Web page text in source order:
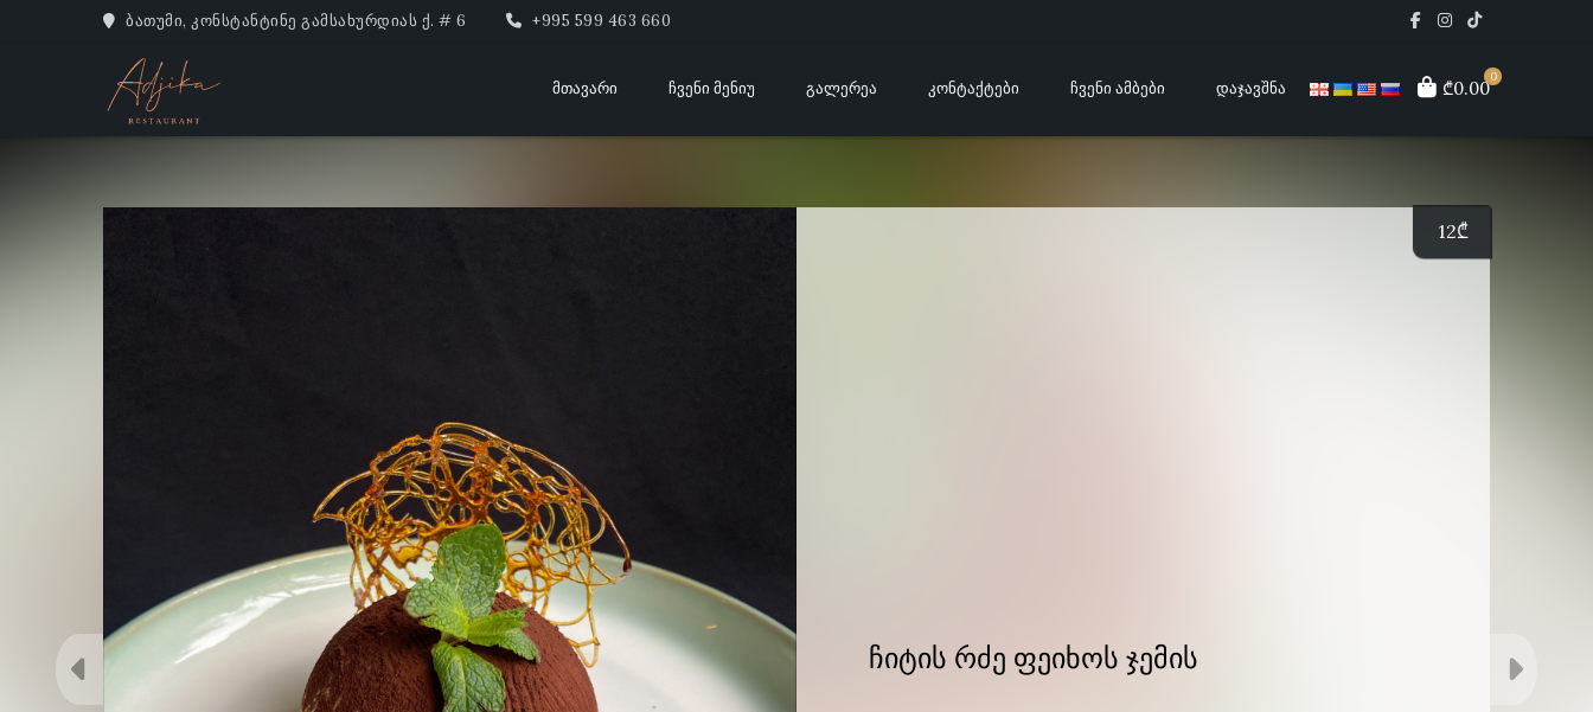
ბათუმი, კონსტანტინე გამსახურდიას ქ. # 6 +995 599 463 660
0
₾0.00
ᲛᲗᲐᲕᲐᲠᲘ ᲩᲕᲔᲜᲘ ᲛᲔᲜᲘᲣ ᲒᲐᲚᲔᲠᲔᲐ ᲙᲝᲜᲢᲐᲥᲢᲔᲑᲘ ᲩᲕᲔᲜᲘ ᲐᲛᲑᲔᲑᲘ ᲓᲐᲯᲐᲕᲨᲜᲐ
ჩიტის რძე ფეიხოს ჯემის
12₾